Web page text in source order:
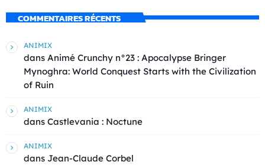
COMMENTAIRES RÉCENTS
ANIMIX
dans Animé Crunchy n°23 : Apocalypse Bringer
Mynoghra: World Conquest Starts with the Civilization
of Ruin
ANIMIX
dans Castlevania : Noctune
ANIMIX
dans Jean-Claude Corbel